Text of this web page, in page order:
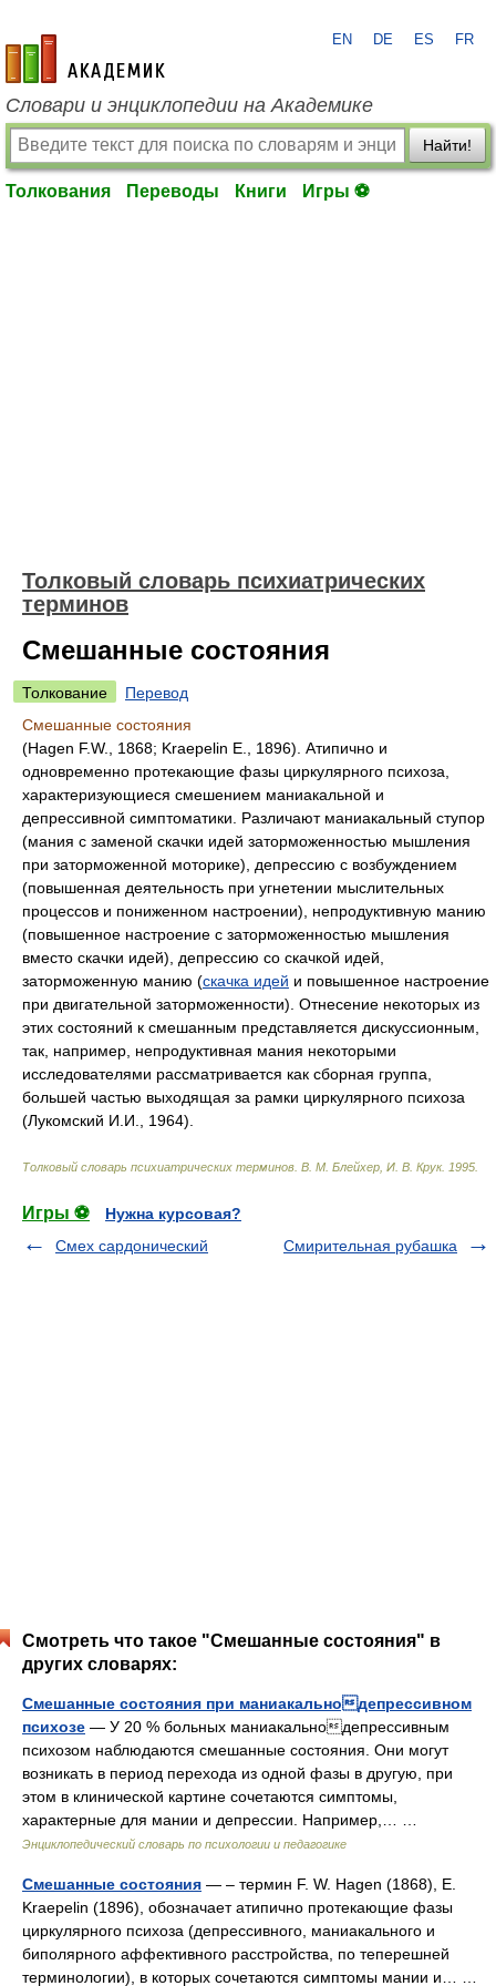
academic.ru
EN DE ES FR
Словари и энциклопедии на Академике
Найти!
Толкования Переводы Книги Игры ⚽
Толковый словарь психиатрических
терминов
Смешанные состояния
Толкование
Перевод
Смешанные состояния
(Hagen F.W., 1868; Kraepelin E., 1896). Атипично и
одновременно протекающие фазы циркулярного психоза,
характеризующиеся смешением маниакальной и
депрессивной симптоматики. Различают маниакальный ступор
(мания с заменой скачки идей заторможенностью мышления
при заторможенной моторике), депрессию с возбуждением
(повышенная деятельность при угнетении мыслительных
процессов и пониженном настроении), непродуктивную манию
(повышенное настроение с заторможенностью мышления
вместо скачки идей), депрессию со скачкой идей,
заторможенную манию (скачка идей и повышенное настроение
при двигательной заторможенности). Отнесение некоторых из
этих состояний к смешанным представляется дискуссионным,
так, например, непродуктивная мания некоторыми
исследователями рассматривается как сборная группа,
большей частью выходящая за рамки циркулярного психоза
(Лукомский И.И., 1964).
Толковый словарь психиатрических терминов В. М. Блейхер, И. В. Крук. 1995
Игры ⚽
Нужна курсовая?
Смех сардонический
Смирительная рубашка
Смотреть что такое "Смешанные состояния" в
других словарях:
Смешанные состояния при маниакальнодепрессивном
психозе — У 20 % больных маниакальнодепрессивным
психозом наблюдаются смешанные состояния. Они могут
возникать в период перехода из одной фазы в другую, при
этом в клинической картине сочетаются симптомы,
характерные для мании и депрессии. Например,… …
Энциклопедический словарь по психологии и педагогике
Смешанные состояния — – термин F. W. Hagen (1868), E.
Kraepelin (1896), обозначает атипично протекающие фазы
циркулярного психоза (депрессивного, маниакального и
биполярного аффективного расстройства, по теперешней
терминологии), в которых сочетаются симптомы мании и… …